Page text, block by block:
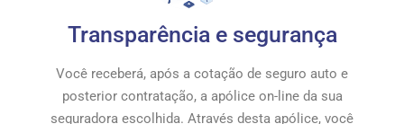
Transparência e segurança
Você receberá, após a cotação de seguro auto e
posterior contratação, a apólice on-line da sua
seguradora escolhida. Através desta apólice, você